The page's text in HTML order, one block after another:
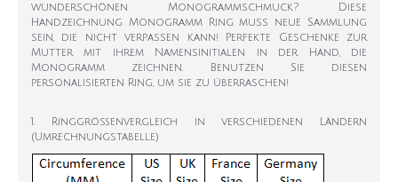
wunderschönen Monogrammschmuck? Diese
Handzeichnung Monogramm Ring muss neue Sammlung
sein, die nicht verpassen kann! Perfekte Geschenke zur
Mutter mit ihrem Namensinitialen in der Hand, die
Monogramm zeichnen. Benutzen Sie diesen
personalisierten Ring, um sie zu überraschen!
1. Ringgrößenvergleich in verschiedenen Ländern
(Umrechnungstabelle)